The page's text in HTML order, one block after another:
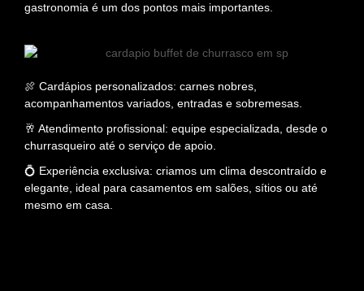
gastronomia é um dos pontos mais importantes.
🍖 Cardápios personalizados: carnes nobres,
acompanhamentos variados, entradas e sobremesas.
🥂 Atendimento profissional: equipe especializada, desde o
churrasqueiro até o serviço de apoio.
💍 Experiência exclusiva: criamos um clima descontraído e
elegante, ideal para casamentos em salões, sítios ou até
mesmo em casa.